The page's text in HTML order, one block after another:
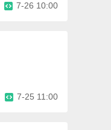
7-26 10:00
7-25 11:00